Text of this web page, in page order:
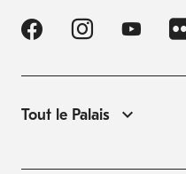
Tout le Palais